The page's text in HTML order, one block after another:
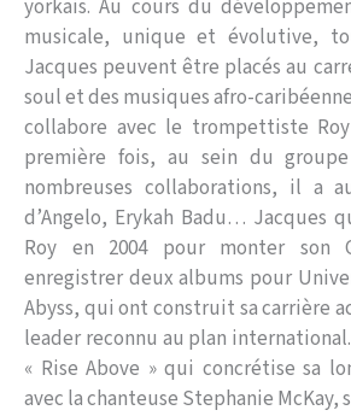
yorkais. Au cours du
musicale, unique et évolutive,
Jacques peuvent être placés au
soul et des musiques afro-
collabore avec le trompettiste
première fois, au sein du groupe
nombreuses collaborations, il a
d’Angelo, Erykah Badu… Jacques
Roy en 2004 pour monter son
enregistrer deux albums pour
Abyss, qui ont construit sa carrière
leader reconnu au plan
« Rise Above » qui concrétise sa
avec la chanteuse Stephanie McKay,